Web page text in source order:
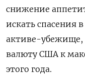
снижение
искать спасения
активе-убежище,
валюту США к
этого года.